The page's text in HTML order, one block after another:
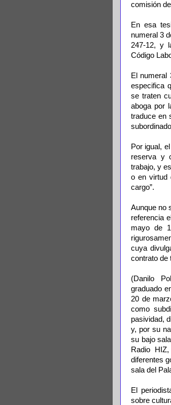
comisión
En esa
numeral 3
247-12, y
Código
El numeral
especifica
se traten
aboga por
traduce en
Por igual,
reserva y
trabajo, y
o en virtud
cargo”.
Aunque no
referencia
mayo de
cuya
contrato de
(Danilo
graduado
20 de
como
pasividad,
y, por su
su bajo
Radio
diferentes
sala del
El
sobre